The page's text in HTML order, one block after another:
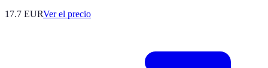
17.7 EURVer el precio